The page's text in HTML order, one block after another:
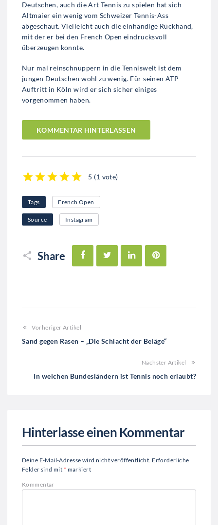
Deutschen, auch die Art Tennis zu spielen hat sich
Altmaier ein wenig vom Schweizer Tennis-Ass
abgeschaut. Vielleicht auch die einhändige Rückhand,
mit der er bei den French Open eindrucksvoll
überzeugen konnte.
Nur mal reinschnuppern in die Tenniswelt ist dem
jungen Deutschen wohl zu wenig. Für seinen ATP-
Auftritt in Köln wird er sich sicher einiges
vorgenommen haben.
KOMMENTAR HINTERLASSEN
5 (1 vote)
Tags French Open
Source Instagram
Share
FacebookTwitter LinkedIn
Vorheriger Artikel
Sand gegen Rasen – „Die Schlacht der Beläge“
Nächster Artikel
In welchen Bundesländern ist Tennis noch erlaubt?
Hinterlasse einen Kommentar
Deine E-Mail-Adresse wird nicht veröffentlicht. Erforderliche
Felder sind mit * markiert
Kommentar